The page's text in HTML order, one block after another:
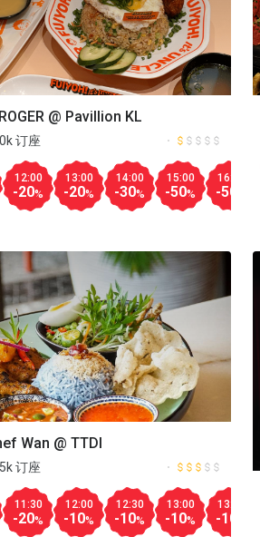
20:00
-30%
20:30
-30%
21:00
-30%
18:30
-40%
Aug.14
19:00
-50%
@ Pavillion KL
订座
12:00
-20%
13:00
-20%
14:00
-30%
15:00
-50%
16:00
-50
18:00
-30%
18:30
-30 %
19:00
-10 %
19:30
-10 %
20:00
-20 %
Wan @ TTDI
订座
11:30
-20%
12:00
-10%
12:30
-10%
13:00
-10%
13:30
-10